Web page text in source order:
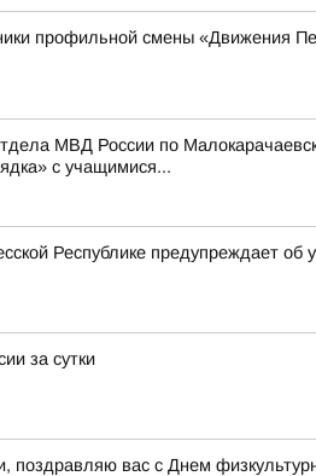
профильной смены «Движения
МВД России по
с учащимися...
Республике предупреждает об
за сутки
вас с Днем